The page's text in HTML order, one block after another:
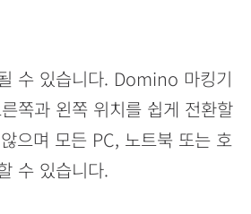
수 있습니다. Domino 마킹기
쪽과 왼쪽 위치를 쉽게 전환할
으며 모든 PC, 노트북 또는 호
수 있습니다.